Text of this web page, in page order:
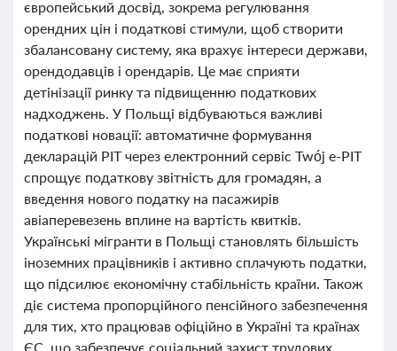
європейський досвід, зокрема регулювання
орендних цін і податкові стимули, щоб створити
збалансовану систему, яка врахує інтереси держави,
орендодавців і орендарів. Це має сприяти
детінізації ринку та підвищенню податкових
надходжень. У Польщі відбуваються важливі
податкові новації: автоматичне формування
декларацій PIT через електронний сервіс Twój e-PIT
спрощує податкову звітність для громадян, а
введення нового податку на пасажирів
авіаперевезень вплине на вартість квитків.
Українські мігранти в Польщі становлять більшість
іноземних працівників і активно сплачують податки,
що підсилює економічну стабільність країни. Також
діє система пропорційного пенсійного забезпечення
для тих, хто працював офіційно в Україні та країнах
ЄС, що забезпечує соціальний захист трудових